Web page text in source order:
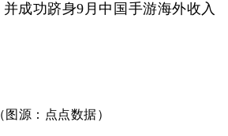
成功跻身9月中国手游海外收入
（图源：点点数据）